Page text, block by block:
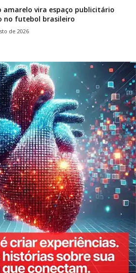
amarelo vira espaço publicitário
no futebol brasileiro
de 2026